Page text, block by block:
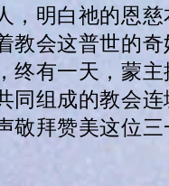
，明白祂的恩
教会这普世的奇
终有一天，蒙
同组成的教会
敬拜赞美这位